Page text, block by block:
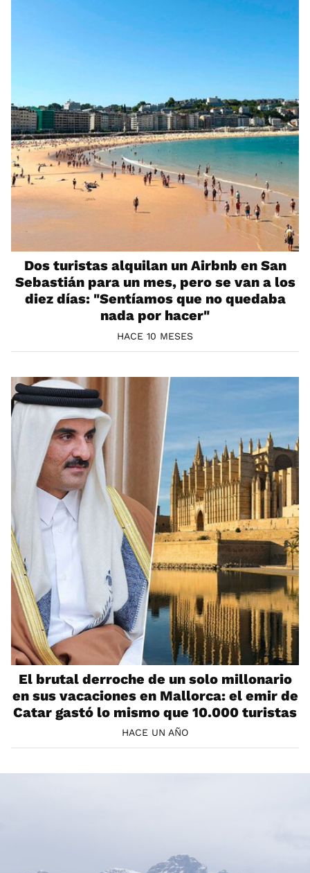
Dos turistas alquilan un Airbnb en San
Sebastián para un mes, pero se van a los
diez días: "Sentíamos que no quedaba
nada por hacer"
HACE 10 MESES
El brutal derroche de un solo millonario
en sus vacaciones en Mallorca: el emir de
Catar gastó lo mismo que 10.000 turistas
HACE UN AÑO